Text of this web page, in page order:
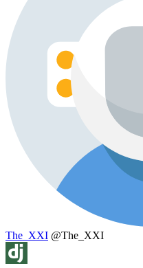
The_XXI @The_XXI